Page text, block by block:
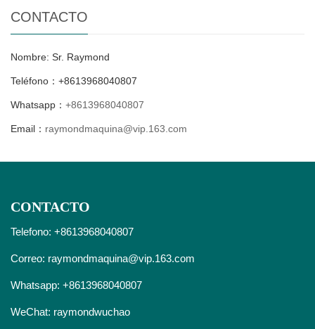
CONTACTO
Nombre: Sr. Raymond
Teléfono：+8613968040807
Whatsapp： +8613968040807
Email： raymondmaquina@vip.163.com
CONTACTO
Telefono: +8613968040807
Correo: raymondmaquina@vip.163.com
Whatsapp: +8613968040807
WeChat: raymondwuchao